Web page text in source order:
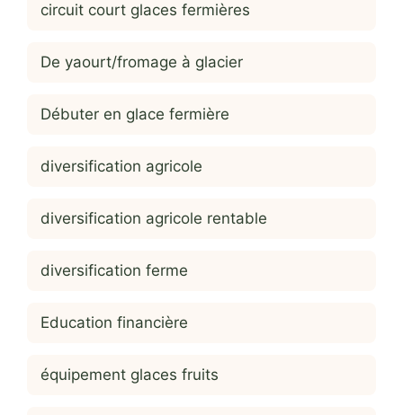
circuit court glaces fermières
De yaourt/fromage à glacier
Débuter en glace fermière
diversification agricole
diversification agricole rentable
diversification ferme
Education financière
équipement glaces fruits